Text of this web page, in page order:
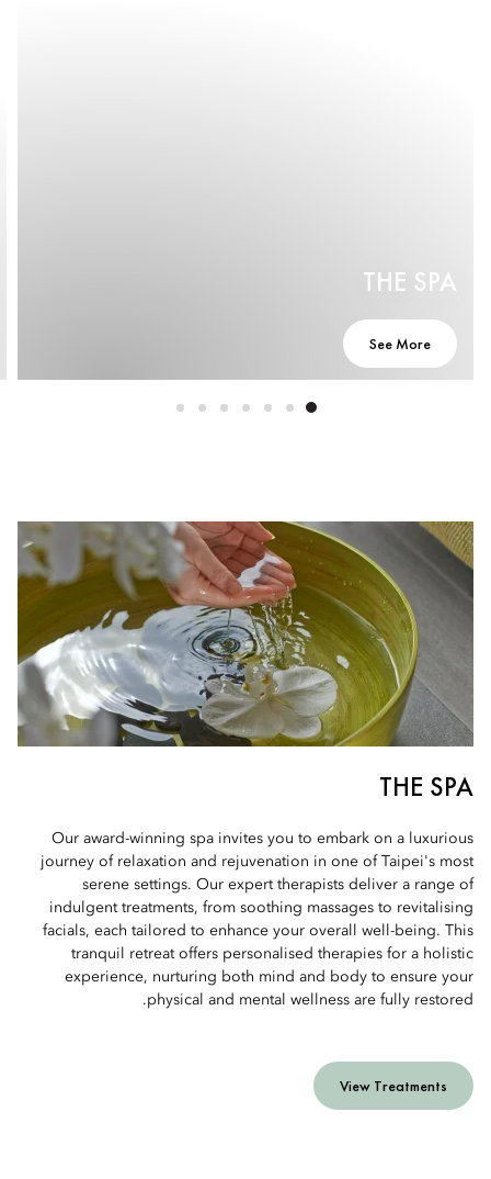
THE SPA
See More
THE SPA
Our award-winning spa invites you to embark on a luxurious
journey of relaxation and rejuvenation in one of Taipei's most
serene settings. Our expert therapists deliver a range of
indulgent treatments, from soothing massages to revitalising
facials, each tailored to enhance your overall well-being. This
tranquil retreat offers personalised therapies for a holistic
experience, nurturing both mind and body to ensure your
physical and mental wellness are fully restored.
View Treatments